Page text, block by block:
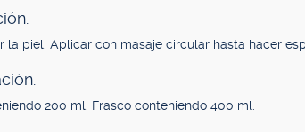
la piel. Aplicar con masaje circular hasta hacer
200 ml. Frasco conteniendo 400 ml.